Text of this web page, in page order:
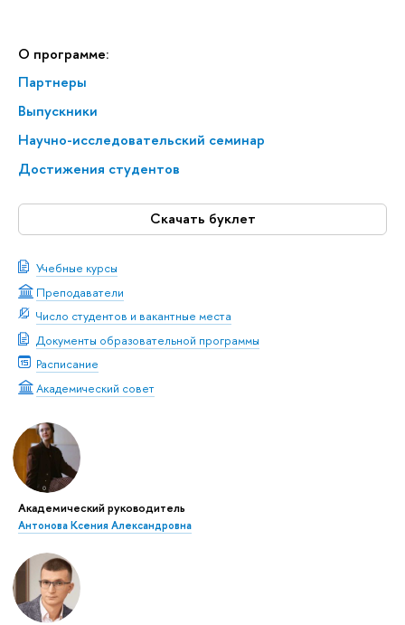
О программе:
Партнеры
Выпускники
Научно-исследовательский семинар
Достижения студентов
Скачать буклет
Учебные курсы
Преподаватели
Число студентов и вакантные места
Документы образовательной программы
Расписание
Академический совет
Академический руководитель
Антонова Ксения Александровна